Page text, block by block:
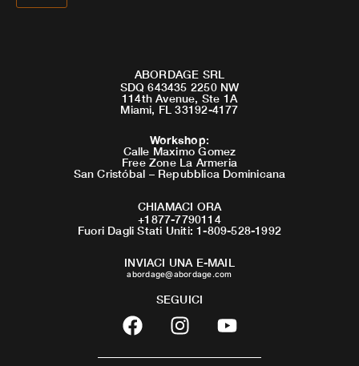
ABORDAGE SRL
SDQ 643435 2250 NW
114th Avenue, Ste 1A
Miami, FL 33192-4177
Workshop:
Calle Maximo Gomez
Free Zone La Armeria
San Cristóbal – Repubblica Dominicana
CHIAMACI ORA
+1877-7790114
Fuori Dagli Stati Uniti: 1-809-528-1992
INVIACI UNA E-MAIL
abordage@abordage.com
SEGUICI
F
a
c
I
n
s
Y
o
u